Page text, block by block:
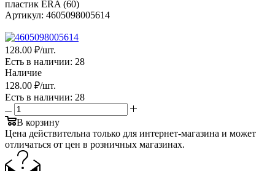
пластик ERA (60)
Артикул: 4605098005614
128.00 ₽/шт.
Есть в наличии: 28
Наличие
128.00 ₽/шт.
Есть в наличии: 28
В корзину
Цена действительна только для интернет-магазина и может
отличаться от цен в розничных магазинах.